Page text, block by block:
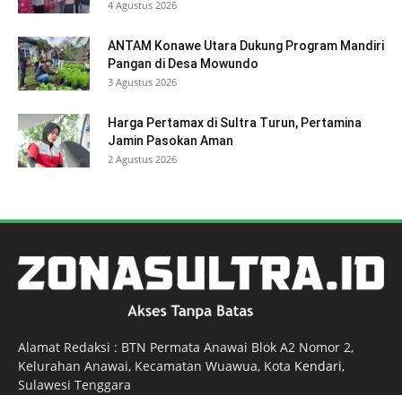
4 Agustus 2026
ANTAM Konawe Utara Dukung Program Mandiri
Pangan di Desa Mowundo
3 Agustus 2026
Harga Pertamax di Sultra Turun, Pertamina
Jamin Pasokan Aman
2 Agustus 2026
Alamat Redaksi : BTN Permata Anawai Blok A2 Nomor 2,
Kelurahan Anawai, Kecamatan Wuawua, Kota Kendari,
Sulawesi Tenggara